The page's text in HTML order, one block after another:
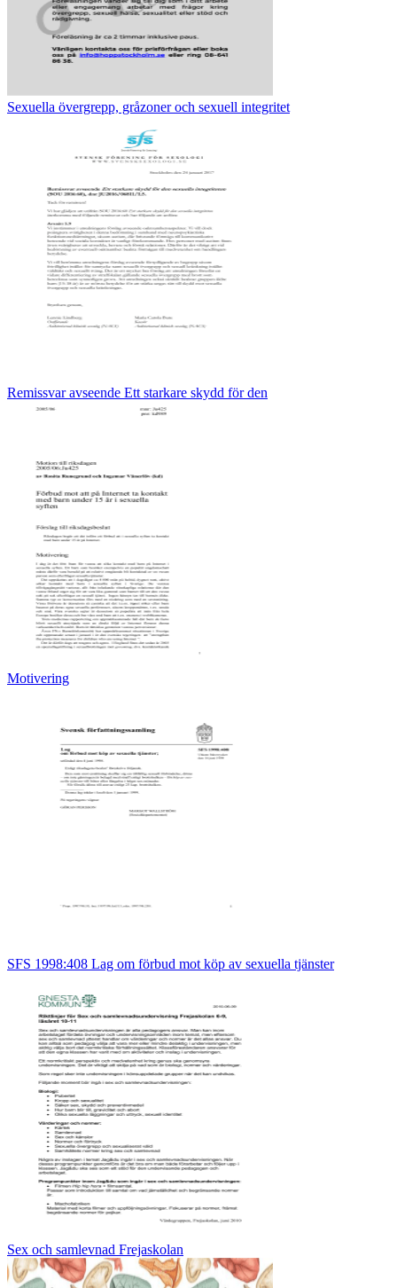
Sexuella övergrepp, gråzoner och sexuell integritet
Remissvar avseende Ett starkare skydd för den
Motivering
SFS 1998:408 Lag om förbud mot köp av sexuella tjänster
Sex och samlevnad Frejaskolan